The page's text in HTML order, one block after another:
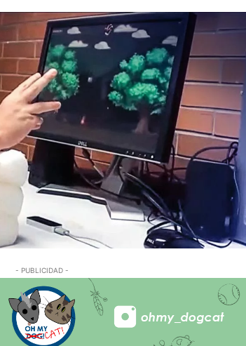
- PUBLICIDAD -